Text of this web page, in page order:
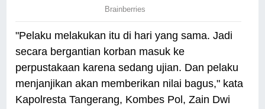
"Pelaku melakukan itu di hari yang sama. Jadi
secara bergantian korban masuk ke
perpustakaan karena sedang ujian. Dan pelaku
menjanjikan akan memberikan nilai bagus," kata
Kapolresta Tangerang, Kombes Pol, Zain Dwi